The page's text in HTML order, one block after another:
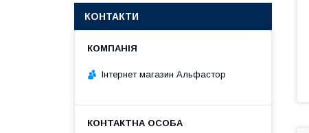
КОНТАКТИ
Інтернет магазин Альфастор